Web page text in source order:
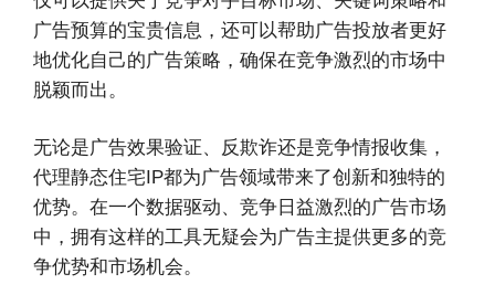
广告预算的宝贵信息，还可以帮助广告投放者更好
地优化自己的广告策略，确保在竞争激烈的市场中
脱颖而出。
无论是广告效果验证、反欺诈还是竞争情报收集，
代理静态住宅IP都为广告领域带来了创新和独特的
优势。在一个数据驱动、竞争日益激烈的广告市场
中，拥有这样的工具无疑会为广告主提供更多的竞
争优势和市场机会。